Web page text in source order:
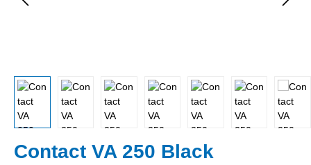
Contact VA 250 Black